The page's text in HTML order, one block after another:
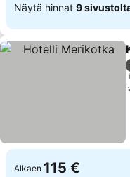
Näytä hinnat 9
Alkaen 115 €